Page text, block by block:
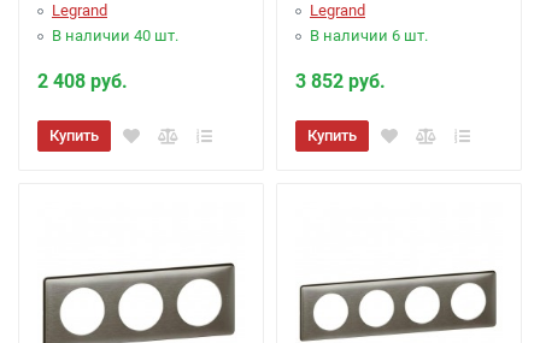
Legrand
В наличии 40 шт.
2 408 руб.
Купить
Legrand
В наличии 6 шт.
3 852 руб.
Купить